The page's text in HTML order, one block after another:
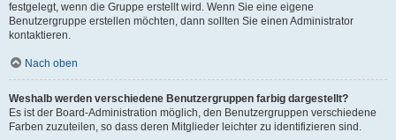
festgelegt, wenn die Gruppe erstellt wird. Wenn Sie eine eigene
Benutzergruppe erstellen möchten, dann sollten Sie einen Administrator
kontaktieren.
Nach oben
Weshalb werden verschiedene Benutzergruppen farbig dargestellt?
Es ist der Board-Administration möglich, den Benutzergruppen verschiedene
Farben zuzuteilen, so dass deren Mitglieder leichter zu identifizieren sind.